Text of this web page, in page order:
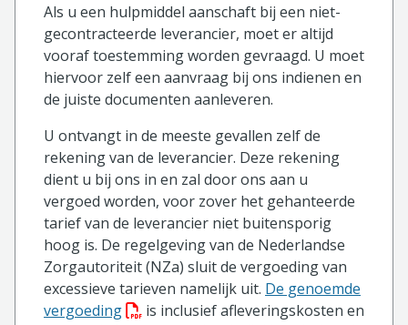
Als u een hulpmiddel aanschaft bij een niet-
gecontracteerde leverancier, moet er altijd
vooraf toestemming worden gevraagd. U moet
hiervoor zelf een aanvraag bij ons indienen en
de juiste documenten aanleveren.
U ontvangt in de meeste gevallen zelf de
rekening van de leverancier. Deze rekening
dient u bij ons in en zal door ons aan u
vergoed worden, voor zover het gehanteerde
tarief van de leverancier niet buitensporig
hoog is. De regelgeving van de Nederlandse
Zorgautoriteit (NZa) sluit de vergoeding van
excessieve tarieven namelijk uit. De genoemde
vergoeding(PDF bestand, download bestand)
is inclusief afleveringskosten en